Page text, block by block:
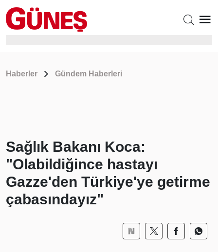
Haberler Gündem Haberleri
Sağlık Bakanı Koca:
"Olabildiğince hastayı
Gazze'den Türkiye'ye getirme
çabasındayız"